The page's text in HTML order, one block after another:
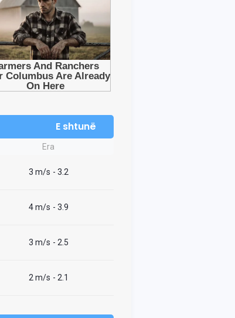
E shtunë
Era
3 m/s - 3.2
4 m/s - 3.9
3 m/s - 2.5
2 m/s - 2.1